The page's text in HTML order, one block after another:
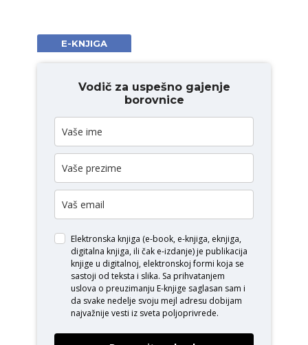
E-KNJIGA
Vodič za uspešno gajenje
borovnice
Elektronska knjiga (e-book, e-knjiga, eknjiga,
digitalna knjiga, ili čak e-izdanje) je publikacija
knjige u digitalnoj, elektronskoj formi koja se
sastoji od teksta i slika. Sa prihvatanjem
uslova o preuzimanju E-knjige saglasan sam i
da svake nedelje svoju mejl adresu dobijam
najvažnije vesti iz sveta poljoprivrede.